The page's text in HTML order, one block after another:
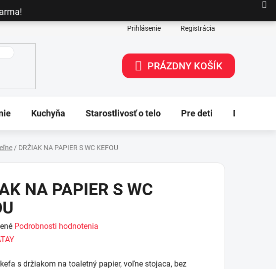
Prihlásenie Registrácia
NÁKUPNÝ
PRÁZDNY KOŠÍK
Kuchyňa Starostlivosť o telo Pre deti Dekorácie
/ DRŽIAK NA PAPIER S WC KEFOU
NA PAPIER S WC
Podrobnosti hodnotenia
kefa s držiakom na toaletný papier, voľne stojaca, bez